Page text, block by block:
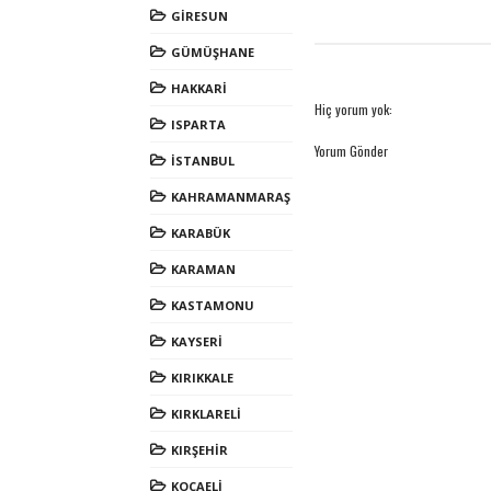
GİRESUN
GÜMÜŞHANE
HAKKARİ
ISPARTA
İSTANBUL
KAHRAMANMARAŞ
KARABÜK
KARAMAN
KASTAMONU
KAYSERİ
KIRIKKALE
KIRKLARELİ
KIRŞEHİR
KOCAELİ
Hiç yorum yok:
Yorum Gönder